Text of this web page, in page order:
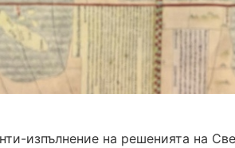
изпълнение на решенията на